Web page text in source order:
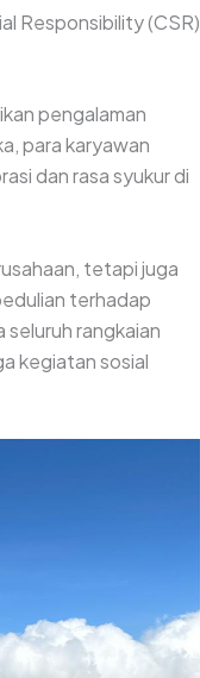
Responsibility (CSR)
pengalaman
para karyawan
dan rasa syukur di
tetapi juga
terhadap
rangkaian
kegiatan sosial